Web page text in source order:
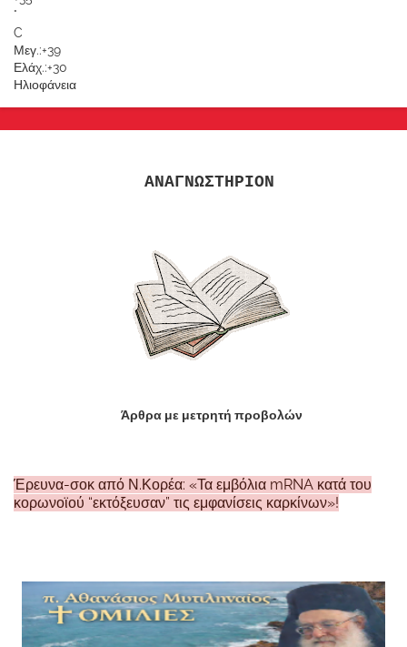
°
C
Μεγ.:+39
Ελάχ.:+30
Ηλιοφάνεια
ΑΝΑΓΝΩΣΤΗΡΙΟΝ
Άρθρα με μετρητή προβολών
Έρευνα-σοκ από Ν.Κορέα: «Τα εμβόλια mRNA κατά του
κορωνοϊού “εκτόξευσαν” τις εμφανίσεις καρκίνων»!